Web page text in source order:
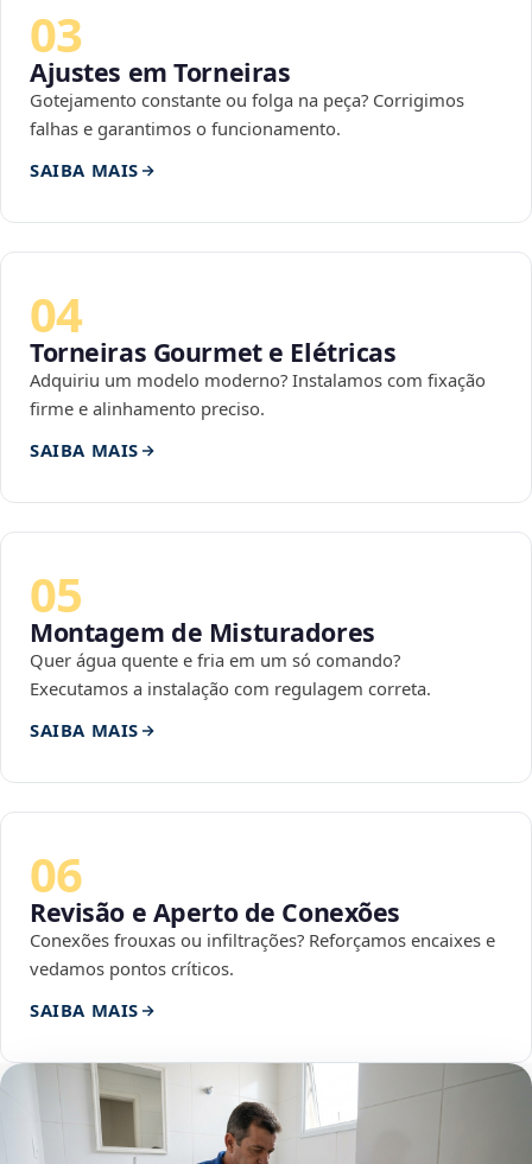
03
Ajustes em Torneiras
Gotejamento constante ou folga na peça? Corrigimos
falhas e garantimos o funcionamento.
SAIBA MAIS
04
Torneiras Gourmet e Elétricas
Adquiriu um modelo moderno? Instalamos com fixação
firme e alinhamento preciso.
SAIBA MAIS
05
Montagem de Misturadores
Quer água quente e fria em um só comando?
Executamos a instalação com regulagem correta.
SAIBA MAIS
06
Revisão e Aperto de Conexões
Conexões frouxas ou infiltrações? Reforçamos encaixes e
vedamos pontos críticos.
SAIBA MAIS